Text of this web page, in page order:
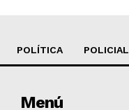
POLÍTICA POLICIAL
Menú